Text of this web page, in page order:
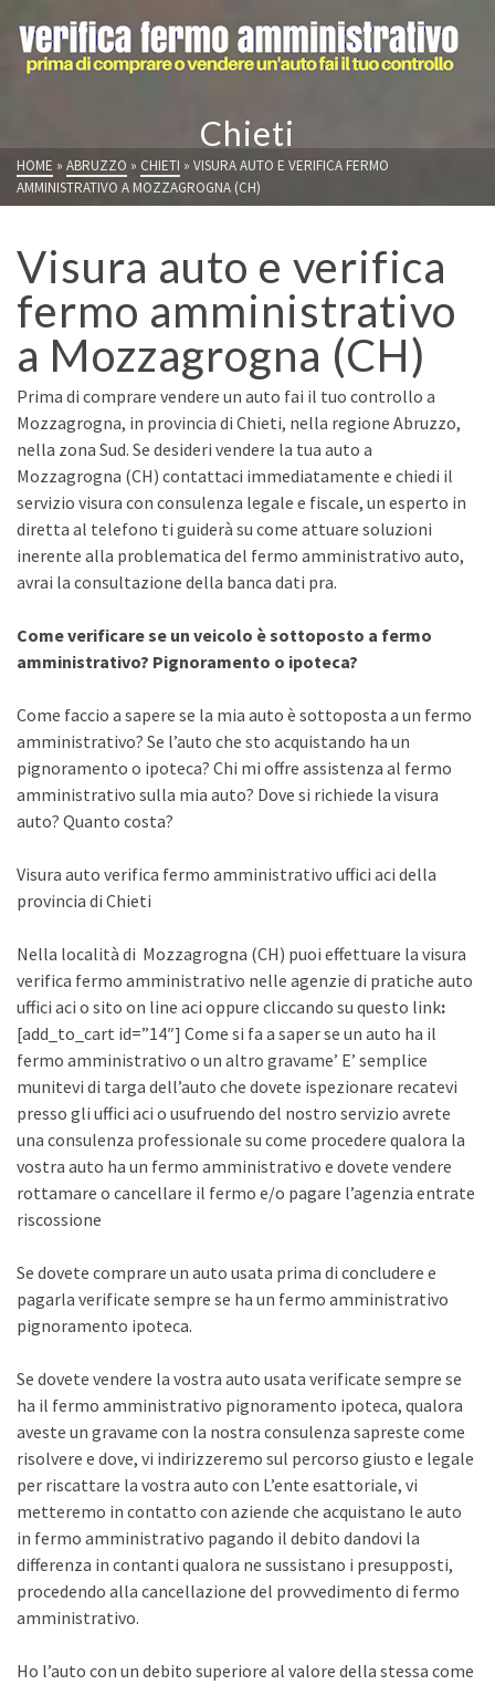
Chieti
HOME » ABRUZZO » CHIETI » VISURA AUTO E VERIFICA FERMO
AMMINISTRATIVO A MOZZAGROGNA (CH)
Visura auto e verifica
fermo amministrativo
a Mozzagrogna (CH)
Prima di comprare vendere un auto fai il tuo controllo a
Mozzagrogna, in provincia di Chieti, nella regione Abruzzo,
nella zona Sud. Se desideri vendere la tua auto a
Mozzagrogna (CH) contattaci immediatamente e chiedi il
servizio visura con consulenza legale e fiscale, un esperto in
diretta al telefono ti guiderà su come attuare soluzioni
inerente alla problematica del fermo amministrativo auto,
avrai la consultazione della banca dati pra.
Come verificare se un veicolo è sottoposto a fermo
amministrativo? Pignoramento o ipoteca?
Come faccio a sapere se la mia auto è sottoposta a un fermo
amministrativo? Se l’auto che sto acquistando ha un
pignoramento o ipoteca? Chi mi offre assistenza al fermo
amministrativo sulla mia auto? Dove si richiede la visura
auto? Quanto costa?
Visura auto verifica fermo amministrativo uffici aci della
provincia di Chieti
Nella località di Mozzagrogna (CH) puoi effettuare la visura
verifica fermo amministrativo nelle agenzie di pratiche auto
uffici aci o sito on line aci oppure cliccando su questo link:
[add_to_cart id=”14″] Come si fa a saper se un auto ha il
fermo amministrativo o un altro gravame’ E’ semplice
munitevi di targa dell’auto che dovete ispezionare recatevi
presso gli uffici aci o usufruendo del nostro servizio avrete
una consulenza professionale su come procedere qualora la
vostra auto ha un fermo amministrativo e dovete vendere
rottamare o cancellare il fermo e/o pagare l’agenzia entrate
riscossione
Se dovete comprare un auto usata prima di concludere e
pagarla verificate sempre se ha un fermo amministrativo
pignoramento ipoteca.
Se dovete vendere la vostra auto usata verificate sempre se
ha il fermo amministrativo pignoramento ipoteca, qualora
aveste un gravame con la nostra consulenza sapreste come
risolvere e dove, vi indirizzeremo sul percorso giusto e legale
per riscattare la vostra auto con L’ente esattoriale, vi
metteremo in contatto con aziende che acquistano le auto
in fermo amministrativo pagando il debito dandovi la
differenza in contanti qualora ne sussistano i presupposti,
procedendo alla cancellazione del provvedimento di fermo
amministrativo.
Ho l’auto con un debito superiore al valore della stessa come